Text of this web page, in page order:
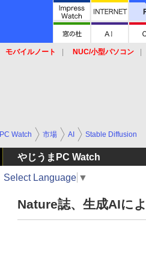
モバイルノート NUC/小型パソコン
PC Watch 市場 AI Stable Diffusion
やじうまPC Watch
Select Language ▼
Nature誌、生成AIに